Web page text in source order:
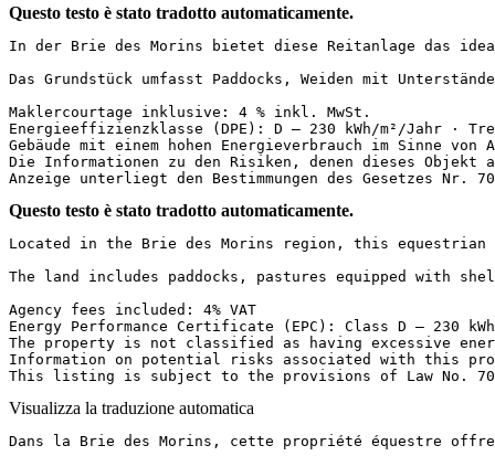
Questo testo è stato tradotto automaticamente.
In der Brie des Morins bietet diese Reitanlage das
Das Grundstück umfasst Paddocks, Weiden mit
Maklercourtage inklusive: 4 % inkl. MwSt.
Energieeffizienzklasse (DPE): D – 230 kWh/m²/Jahr ·
Gebäude mit einem hohen Energieverbrauch im Sinne
Die Informationen zu den Risiken, denen dieses
Anzeige unterliegt den Bestimmungen des Gesetzes Nr.
Questo testo è stato tradotto automaticamente.
Located in the Brie des Morins region, this
The land includes paddocks, pastures equipped with
Agency fees included: 4% VAT
Energy Performance Certificate (EPC): Class D — 230
The property is not classified as having excessive
Information on potential risks associated with this
This listing is subject to the provisions of Law No.
Visualizza la traduzione automatica
Dans la Brie des Morins, cette propriété équestre